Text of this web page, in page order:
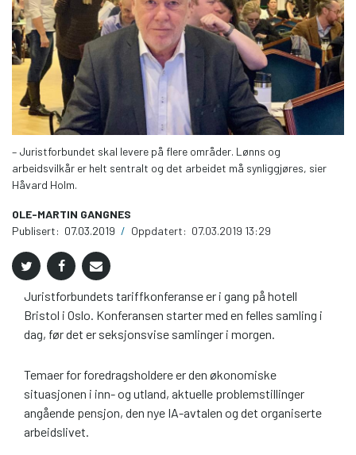
– Juristforbundet skal levere på flere områder. Lønns og
arbeidsvilkår er helt sentralt og det arbeidet må synliggjøres, sier
Håvard Holm.
OLE-MARTIN GANGNES
Publisert: 07.03.2019 / Oppdatert: 07.03.2019 13:29
Juristforbundets tariffkonferanse er i gang på hotell
Bristol i Oslo. Konferansen starter med en felles samling i
dag, før det er seksjonsvise samlinger i morgen.
Temaer for foredragsholdere er den økonomiske
situasjonen i inn- og utland, aktuelle problemstillinger
angående pensjon, den nye IA-avtalen og det organiserte
arbeidslivet.